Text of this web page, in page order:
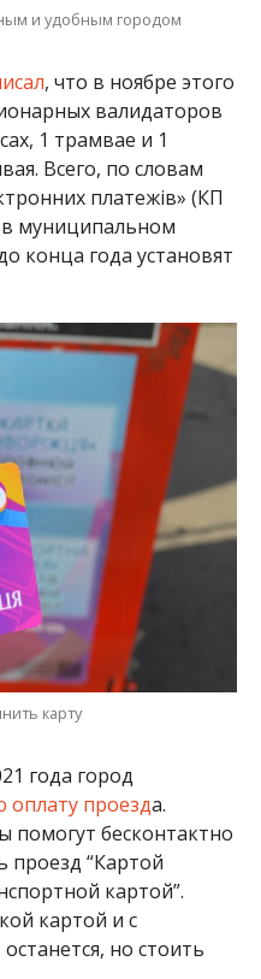
и удобным городом
, что в ноябре этого
валидаторов
1 трамвае и 1
. Всего, по словам
платежів» (КП
муниципальном
конца года установят
карту
года город
оплату проезда.
бесконтактно
проезд “Картой
картой”.
картой и с
но стоить